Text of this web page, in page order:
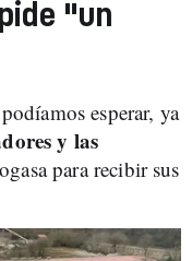
"un
esperar, ya
y las
para recibir sus